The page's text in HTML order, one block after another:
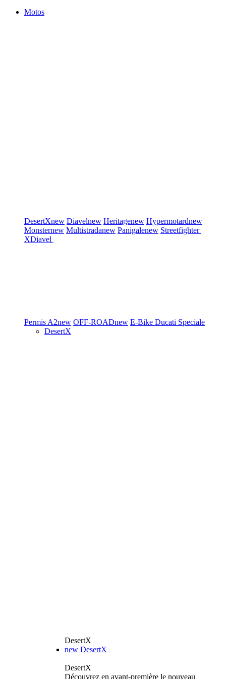
Motos
DesertXnew Diavelnew Heritagenew Hypermotardnew
Monsternew Multistradanew Panigalenew Streetfighter
XDiavel
Permis A2new OFF-ROADnew E-Bike Ducati Speciale
DesertX
DesertX
new DesertX
DesertX
Découvrez en avant-première le nouveau